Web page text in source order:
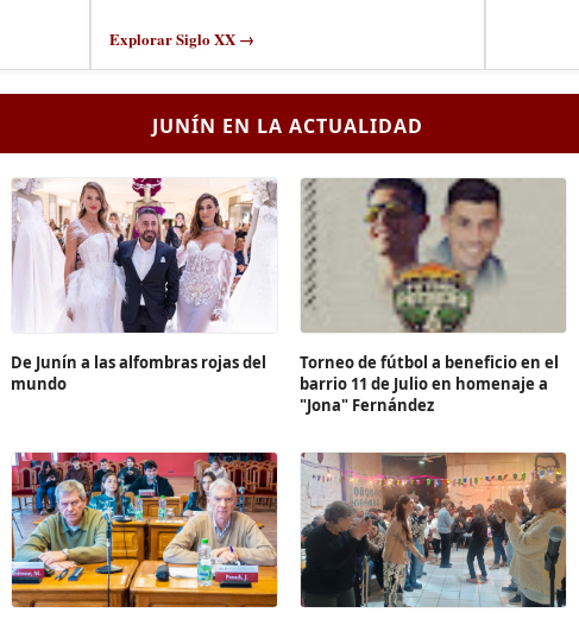
Explorar Siglo XX →
JUNÍN EN LA ACTUALIDAD
De Junín a las alfombras rojas del
mundo
Torneo de fútbol a beneficio en el
barrio 11 de Julio en homenaje a
"Jona" Fernández